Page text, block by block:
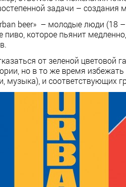
задачи –
beer» – молодые люди (18
которое пьянит
от зеленой цветовой
но в то же время
музыка), и соответствующих